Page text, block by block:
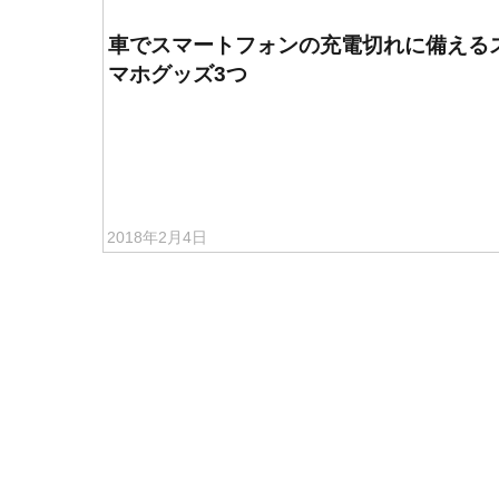
車でスマートフォンの充電切れに備える
マホグッズ3つ
2018年2月4日